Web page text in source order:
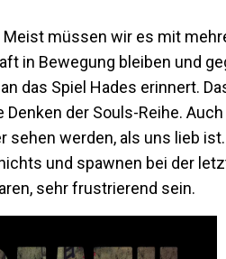
müssen wir es mit
in Bewegung bleiben und
das Spiel Hades erinnert.
der Souls-Reihe.
werden, als uns lieb
und spawnen bei der
sehr frustrierend sein.